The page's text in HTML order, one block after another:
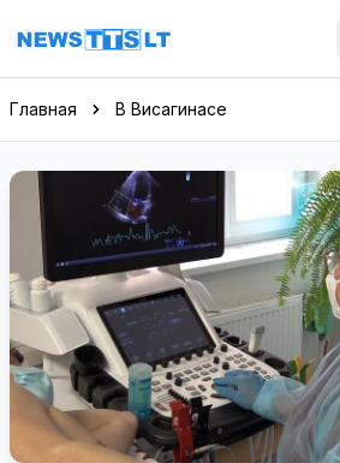
Перейти к содержимому
Главная В Висагинасе